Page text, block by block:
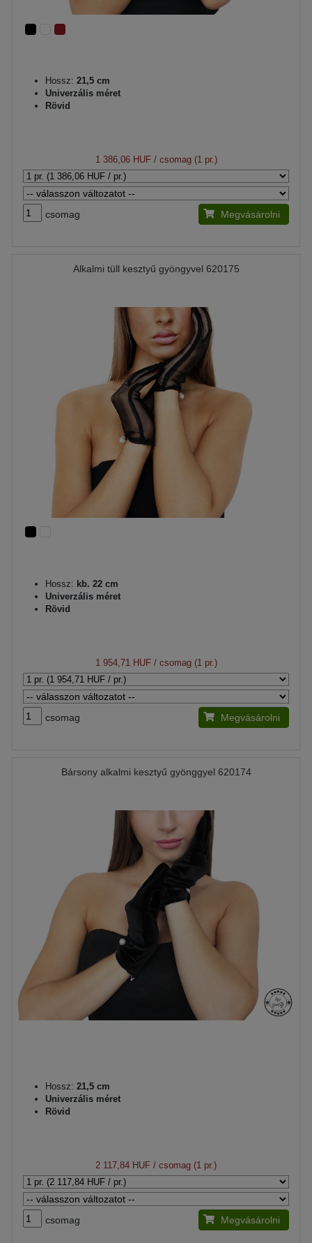
Hossz: 21,5 cm
Univerzális méret
Rövid
1 386,06 HUF/ csomag (1 pr.)
csomag Megvásárolni
Alkalmi tüll kesztyű gyöngyvel 620175
Hossz: kb. 22 cm
Univerzális méret
Rövid
1 954,71 HUF/ csomag (1 pr.)
csomag Megvásárolni
Bársony alkalmi kesztyű gyönggyel 620174
Hossz: 21,5 cm
Univerzális méret
Rövid
2 117,84 HUF / csomag (1 pr.)
csomag Megvásárolni